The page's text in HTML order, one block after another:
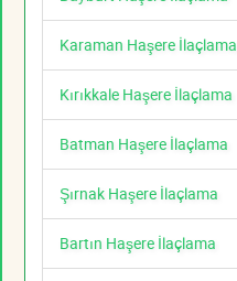
Karaman Haşere İlaçlama
Kırıkkale Haşere İlaçlama
Batman Haşere İlaçlama
Şırnak Haşere İlaçlama
Bartın Haşere İlaçlama